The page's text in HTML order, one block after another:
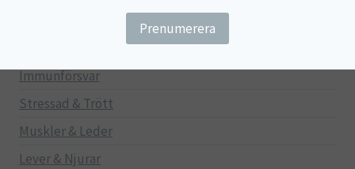
Immunförsvar
Stressad & Trött
Muskler & Leder
Lever & Njurar